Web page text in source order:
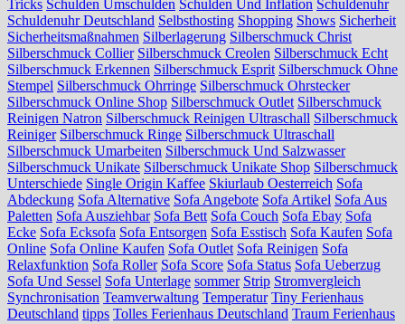
Tricks Schulden Umschulden Schulden Und Inflation Schuldenuhr
Schuldenuhr Deutschland Selbsthosting Shopping Shows Sicherheit
Sicherheitsmaßnahmen Silberlagerung Silberschmuck Christ
Silberschmuck Collier Silberschmuck Creolen Silberschmuck Echt
Silberschmuck Erkennen Silberschmuck Esprit Silberschmuck Ohne
Stempel Silberschmuck Ohrringe Silberschmuck Ohrstecker
Silberschmuck Online Shop Silberschmuck Outlet Silberschmuck
Reinigen Natron Silberschmuck Reinigen Ultraschall Silberschmuck
Reiniger Silberschmuck Ringe Silberschmuck Ultraschall
Silberschmuck Umarbeiten Silberschmuck Und Salzwasser
Silberschmuck Unikate Silberschmuck Unikate Shop Silberschmuck
Unterschiede Single Origin Kaffee Skiurlaub Oesterreich Sofa
Abdeckung Sofa Alternative Sofa Angebote Sofa Artikel Sofa Aus
Paletten Sofa Ausziehbar Sofa Bett Sofa Couch Sofa Ebay Sofa
Ecke Sofa Ecksofa Sofa Entsorgen Sofa Esstisch Sofa Kaufen Sofa
Online Sofa Online Kaufen Sofa Outlet Sofa Reinigen Sofa
Relaxfunktion Sofa Roller Sofa Score Sofa Status Sofa Ueberzug
Sofa Und Sessel Sofa Unterlage sommer Strip Stromvergleich
Synchronisation Teamverwaltung Temperatur Tiny Ferienhaus
Deutschland tipps Tolles Ferienhaus Deutschland Traum Ferienhaus